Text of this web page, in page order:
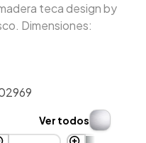
teca design by
Dimensiones:
Ver todos